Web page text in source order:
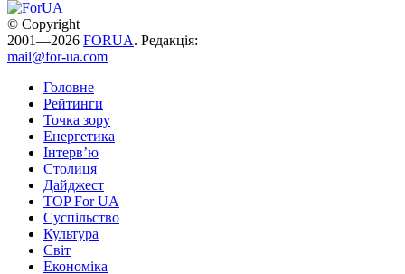
© Copyright
2001—2026 FORUA. Редакція:
mail@for-ua.com
Головне
Рейтинги
Точка зору
Енергетика
Інтерв’ю
Столиця
Дайджест
TOP For UA
Суспiльство
Культура
Світ
Економіка